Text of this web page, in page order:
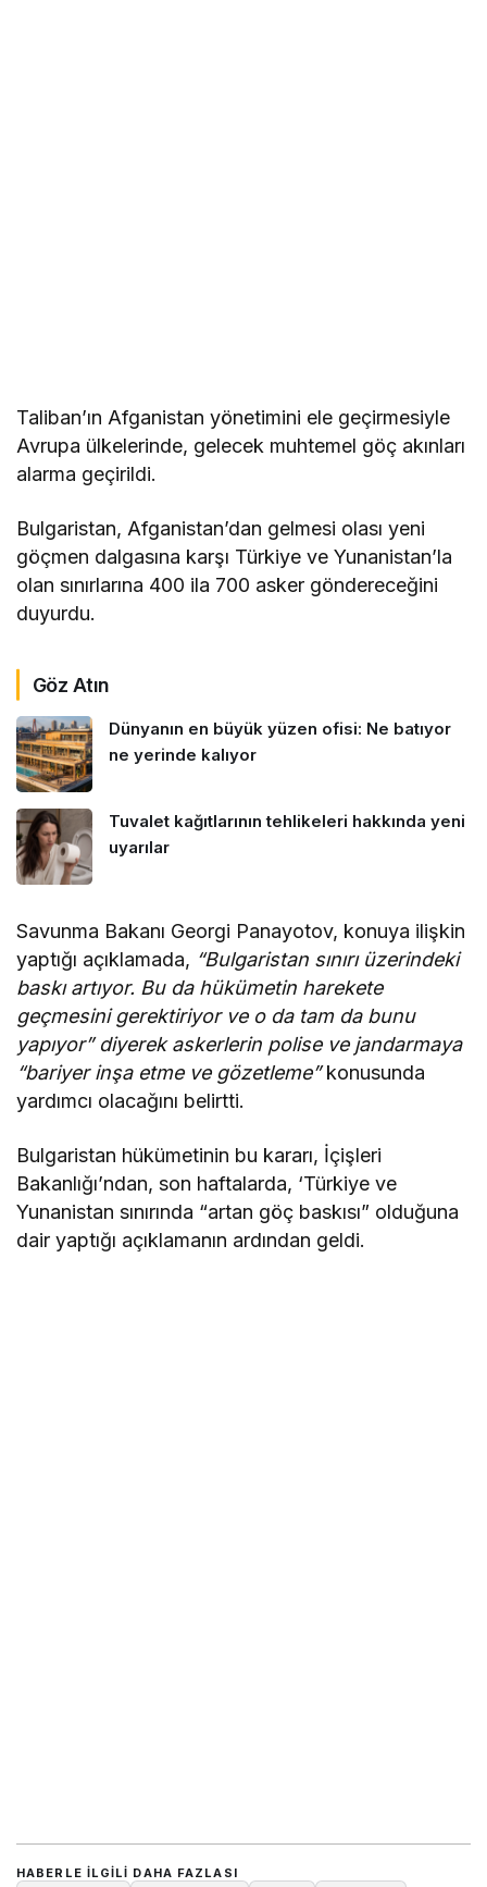
Taliban’ın Afganistan yönetimini ele geçirmesiyle
Avrupa ülkelerinde, gelecek muhtemel göç akınları
alarma geçirildi.
Bulgaristan, Afganistan’dan gelmesi olası yeni
göçmen dalgasına karşı Türkiye ve Yunanistan’la
olan sınırlarına 400 ila 700 asker göndereceğini
duyurdu.
Göz Atın
Dünyanın en büyük yüzen ofisi: Ne batıyor
ne yerinde kalıyor
Tuvalet kağıtlarının tehlikeleri hakkında yeni
uyarılar
Savunma Bakanı Georgi Panayotov, konuya ilişkin
yaptığı açıklamada, “Bulgaristan sınırı üzerindeki
baskı artıyor. Bu da hükümetin harekete
geçmesini gerektiriyor ve o da tam da bunu
yapıyor” diyerek askerlerin polise ve jandarmaya
“bariyer inşa etme ve gözetleme”konusunda
yardımcı olacağını belirtti.
Bulgaristan hükümetinin bu kararı, İçişleri
Bakanlığı’ndan, son haftalarda, ‘Türkiye ve
Yunanistan sınırında “artan göç baskısı” olduğuna
dair yaptığı açıklamanın ardından geldi.
HABERLE ILGILI DAHA FAZLASI